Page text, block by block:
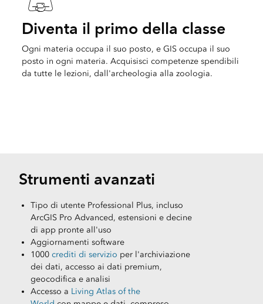
Diventa il primo della classe
Ogni materia occupa il suo posto, e GIS occupa il suo
posto in ogni materia. Acquisisci competenze spendibili
da tutte le lezioni, dall'archeologia alla zoologia.
Strumenti avanzati
Tipo di utente Professional Plus, incluso
ArcGIS Pro Advanced, estensioni e decine
di app pronte all'uso
Aggiornamenti software
1000 crediti di servizio per l'archiviazione
dei dati, accesso ai dati premium,
geocodifica e analisi
Accesso a Living Atlas of the